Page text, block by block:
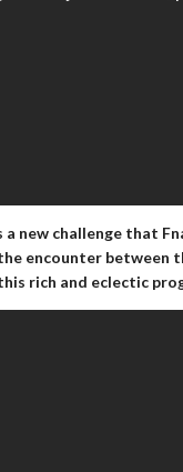
new challenge that
encounter between
rich and eclectic